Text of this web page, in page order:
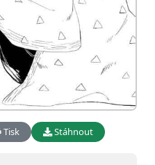
Tisk Stáhnout